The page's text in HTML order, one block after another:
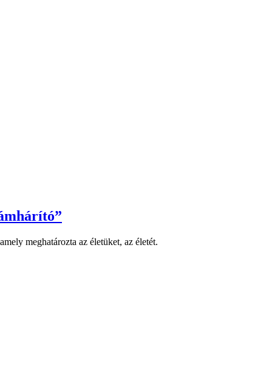
meghatározta az életüket, az életét.